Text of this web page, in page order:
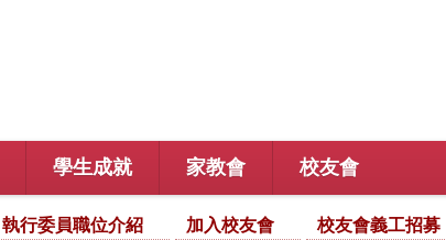
學生成就 家教會 校友會
執行委員職位介紹 加入校友會
校友會義工招募